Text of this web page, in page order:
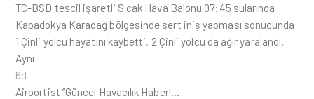
TC-BSD tescil işaretli Sıcak Hava Balonu 07:45 sularında
Kapadokya Karadağ bölgesinde sert iniş yapması sonucunda
1 Çinli yolcu hayatını kaybetti, 2 Çinli yolcu da ağır yaralandı.
Aynı
6d
Airportist “Güncel Havacılık Haberl…